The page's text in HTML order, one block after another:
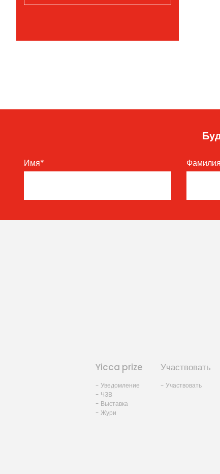
Имя* Фамилия
Yicca prize
- Уведомление
- ЧЗВ
- Выставка
- Жури
Участвовать
- Участвовать